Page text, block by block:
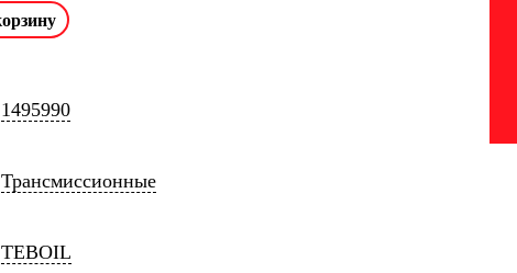
1495990
Трансмиссионные
TEBOIL